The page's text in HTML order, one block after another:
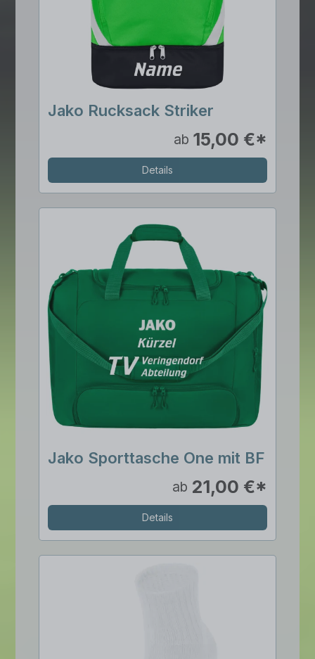
Jako Rucksack Striker
ab 15,00 €*
Details
Jako Sporttasche One mit BF
ab 21,00 €*
Details